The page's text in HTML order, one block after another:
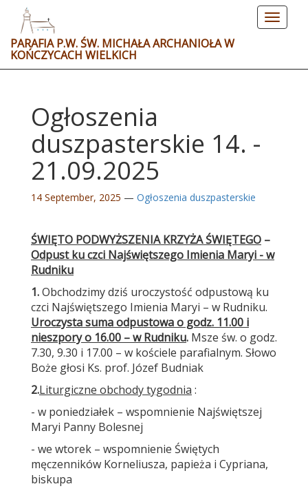
Toggle
PARAFIA P.W. ŚW. MICHAŁA ARCHANIOŁA W
KOŃCZYCACH WIELKICH
Ogłoszenia
duszpasterskie 14. -
21.09.2025
14 September, 2025 — Ogłoszenia duszpasterskie
ŚWIĘTO PODWYŻSZENIA KRZYŻA ŚWIĘTEGO –
Odpust ku czci Najświętszego Imienia Maryi - w
Rudniku
1.Obchodzimy dziś uroczystość odpustową ku
czci Najświętszego Imienia Maryi – w Rudniku.
Uroczysta suma odpustowa o godz. 11.00 i
nieszpory o 16.00 – w Rudniku. Msze św. o godz.
7.30, 9.30 i 17.00 – w kościele parafialnym. Słowo
Boże głosi Ks. prof. Józef Budniak
2.Liturgiczne obchody tygodnia :
- w poniedziałek – wspomnienie Najświętszej
Maryi Panny Bolesnej
- we wtorek – wspomnienie Świętych
męczenników Korneliusza, papieża i Cypriana,
biskupa